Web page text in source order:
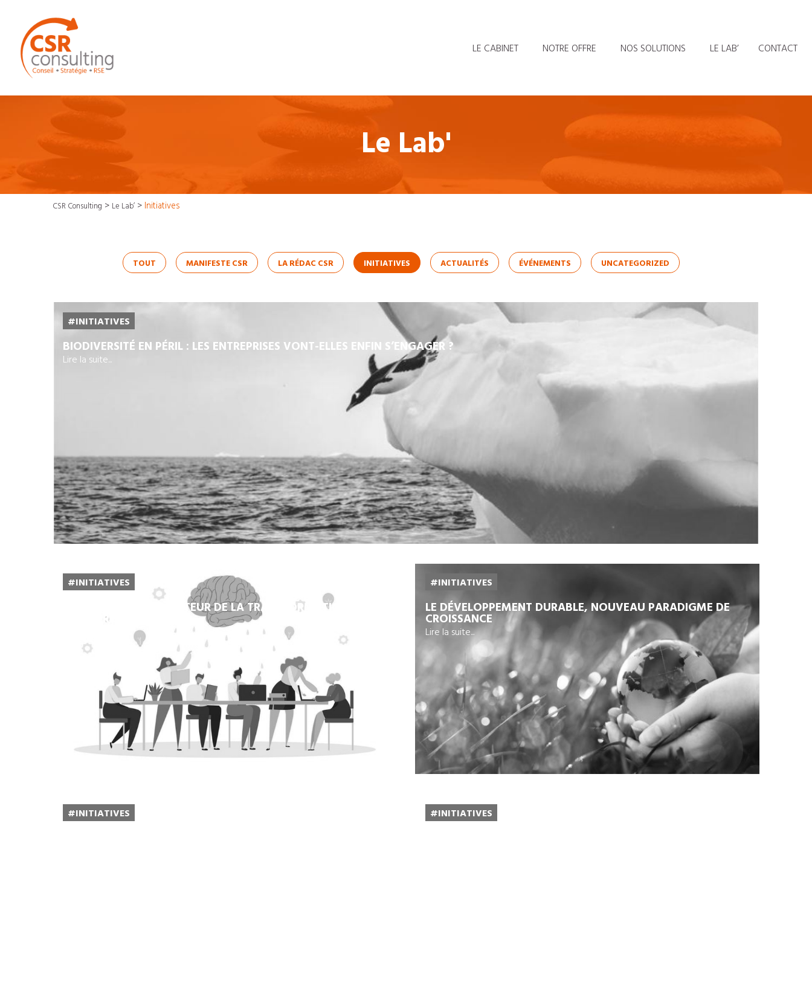
LE CABINET NOTRE OFFRE NOS SOLUTIONS LE LAB’ CONTACT
Le Lab'
CSR Consulting > Le Lab’ > Initiatives
TOUT MANIFESTE CSR LA RÉDAC CSR INITIATIVES ACTUALITÉS ÉVÉNEMENTS UNCATEGORIZED
#INITIATIVES
BIODIVERSITÉ EN PÉRIL : LES ENTREPRISES VONT-ELLES ENFIN S’ENGAGER ?
Lire la suite...
#INITIATIVES
LA RSE : NOUVEAU MOTEUR DE LA TRANSFORMATION DES
ENTREPRISES ?
#INITIATIVES
LE DÉVELOPPEMENT DURABLE, NOUVEAU PARADIGME DE
CROISSANCE
Lire la suite...
#INITIATIVES #INITIATIVES